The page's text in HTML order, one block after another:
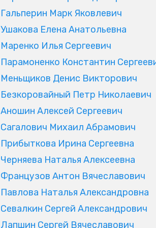
Гальперин Марк Яковлевич
Ушакова Елена Анатольевна
Маренко Илья Сергеевич
Парамоненко Константин
Меньщиков Денис Викторович
Безкоровайный Петр Николаевич
Аношин Алексей Сергеевич
Сагалович Михаил Абрамович
Прибыткова Ирина Сергеевна
Черняева Наталья Алексеевна
Французов Антон Вячеславович
Павлова Наталья Александровна
Севалкин Сергей Александрович
Лапшин Сергей Вячеславович